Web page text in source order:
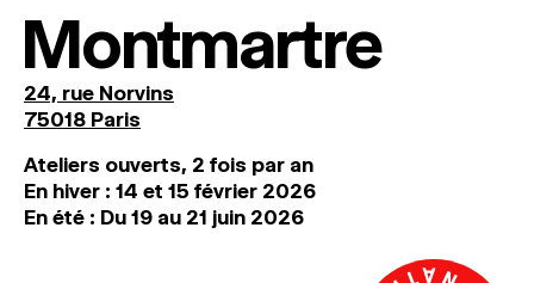
Montmartre
24, rue Norvins
75018 Paris
Ateliers ouverts, 2 fois par an
En hiver : 14 et 15 février 2026
En été : Du 19 au 21 juin 2026